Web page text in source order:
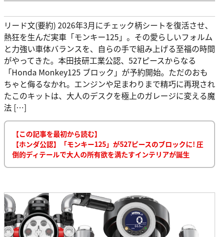
リード文(要約) 2026年3月にチェック柄シートを復活させ、
熱狂を生んだ実車「モンキー125」。その愛らしいフォルム
と力強い車体バランスを、自らの手で組み上げる至福の時間
がやってきた。本田技研工業公認、527ピースからなる
「Honda Monkey125 ブロック」が予約開始。ただのおも
ちゃと侮るなかれ。エンジンや足まわりまで精巧に再現され
たこのキットは、大人のデスクを極上のガレージに変える魔
法 […]
【この記事を最初から読む】
【ホンダ公認】「モンキー125」が527ピースのブロックに! 圧
倒的ディテールで大人の所有欲を満たすインテリアが誕生